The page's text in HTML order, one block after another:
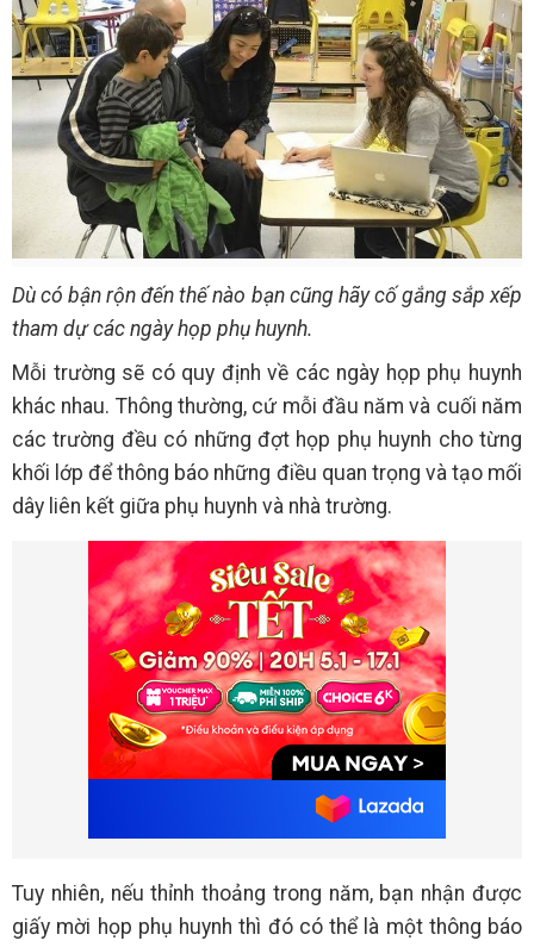
Dù có bận rộn đến thế nào bạn cũng hãy cố gắng sắp xếp
tham dự các ngày họp phụ huynh.
Mỗi trường sẽ có quy định về các ngày họp phụ huynh
khác nhau. Thông thường, cứ mỗi đầu năm và cuối năm
các trường đều có những đợt họp phụ huynh cho từng
khối lớp để thông báo những điều quan trọng và tạo mối
dây liên kết giữa phụ huynh và nhà trường.
Tuy nhiên, nếu thỉnh thoảng trong năm, bạn nhận được
giấy mời họp phụ huynh thì đó có thể là một thông báo